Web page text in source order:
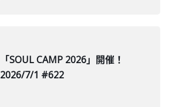
「SOUL CAMP 2026」開催！
2026/7/1 #622